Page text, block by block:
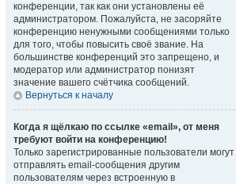
конференции, так как они установлены её
администратором. Пожалуйста, не засоряйте
конференцию ненужными сообщениями только
для того, чтобы повысить своё звание. На
большинстве конференций это запрещено, и
модератор или администратор понизят
значение вашего счётчика сообщений.
Вернуться к началу
Когда я щёлкаю по ссылке «email», от меня
требуют войти на конференцию!
Только зарегистрированные пользователи могут
отправлять email-сообщения другим
пользователям через встроенную в